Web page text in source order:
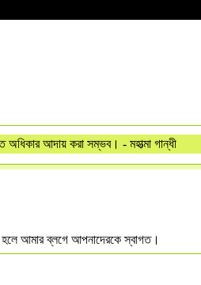
আদায় করা সম্ভব। - মহাত্মা গান্ধী
আমার ব্লগে আপনাদেরকে স্বাগত।